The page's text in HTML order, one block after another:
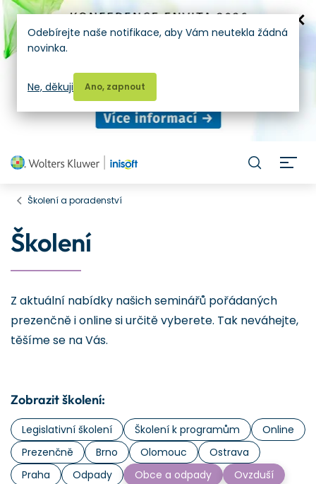
Školení a poradenství
Školení
Z aktuální nabídky našich seminářů pořádaných
prezenčně i online si určitě vyberete. Tak neváhejte,
těšíme se na Vás.
Zobrazit školení:
Legislativní školení Školení k programům
Online
Prezenčně
Brno Olomouc
Ostrava
Praha
Odpady Obce a odpady
Ovzduší
Odebírejte naše notifikace, aby Vám neutekla žádná
novinka.
Ano, zapnout
Ne, děkuji